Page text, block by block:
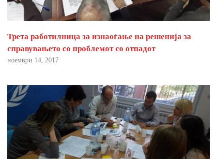
Трета работилница за изнаоѓање на решенија за
справувањето со проблемот со отпадот
ноември 14, 2017